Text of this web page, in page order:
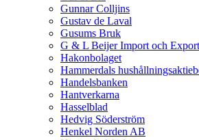
Gunnar Colljins
Gustav de Laval
Gusums Bruk
G & L Beijer Import och
Hakonbolaget
Hammerdals
Handelsbanken
Hantverkarna
Hasselblad
Hedvig Söderström
Henkel Norden AB